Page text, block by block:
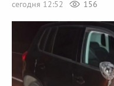
сегодня 12:52 156